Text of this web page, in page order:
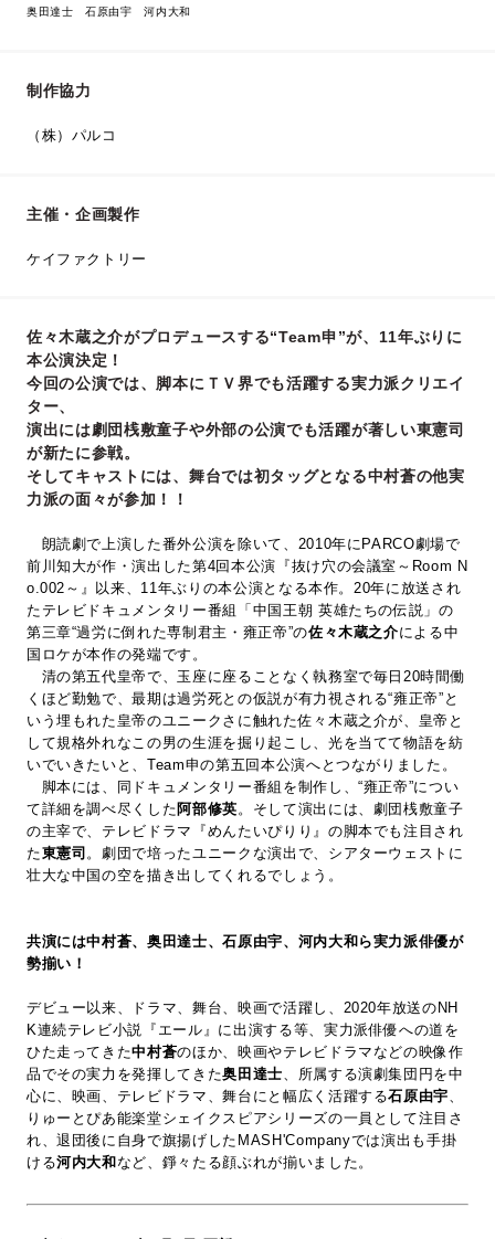
奥田達士 石原由宇 河内大和
制作協力
（株）パルコ
主催・企画製作
ケイファクトリー
佐々木蔵之介がプロデュースする“Team申”が、11年ぶりに
本公演決定！
今回の公演では、脚本にＴＶ界でも活躍する実力派クリエイ
ター、
演出には劇団桟敷童子や外部の公演でも活躍が著しい東憲司
が新たに参戦。
そしてキャストには、舞台では初タッグとなる中村蒼の他実
力派の面々が参加！！
朗読劇で上演した番外公演を除いて、2010年にPARCO劇場で
前川知大が作・演出した第4回本公演『抜け穴の会議室～Room N
o.002～』以来、11年ぶりの本公演となる本作。20年に放送され
たテレビドキュメンタリー番組「中国王朝 英雄たちの伝説」の
第三章“過労に倒れた専制君主・雍正帝”の佐々木蔵之介による中
国ロケが本作の発端です。
清の第五代皇帝で、玉座に座ることなく執務室で毎日20時間働
くほど勤勉で、最期は過労死との仮説が有力視される“雍正帝”と
いう埋もれた皇帝のユニークさに触れた佐々木蔵之介が、皇帝と
して規格外れなこの男の生涯を掘り起こし、光を当てて物語を紡
いでいきたいと、Team申の第五回本公演へとつながりました。
脚本には、同ドキュメンタリー番組を制作し、“雍正帝”につい
て詳細を調べ尽くした 阿部修英。そして演出には、劇団桟敷童子
の主宰で、テレビドラマ『めんたいぴりり』の脚本でも注目され
た東憲司 。劇団で培ったユニークな演出で、シアターウェストに
壮大な中国の空を描き出してくれるでしょう。
共演には中村蒼、奥田達士、石原由宇、河内大和ら実力派俳優が
勢揃い！
デビュー以来、ドラマ、舞台、映画で活躍し、2020年放送のNH
K連続テレビ小説『エール』に出演する等、実力派俳優への道を
ひた走ってきた中村蒼のほか、映画やテレビドラマなどの映像作
品でその実力を発揮してきた奥田達士、所属する演劇集団円を中
心に、映画、テレビドラマ、舞台にと幅広く活躍する石原由宇、
りゅーとぴあ能楽堂シェイクスピアシリーズの一員として注目さ
れ、退団後に自身で旗揚げしたMASH'Companyでは演出も手掛
ける河内大和など、錚々たる顔ぶれが揃いました。